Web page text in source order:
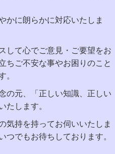
に朗らかに対応いたしま
して心でご意見・ご要望をお
ちご不安な事やお困りのこと
。
の元、「正しい知識、正しい
たします。
気持を持ってお伺いいたしま
でもお待ちしております。